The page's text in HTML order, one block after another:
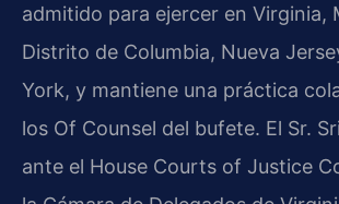
admitido para ejercer en Virginia,
Distrito de Columbia, Nueva
York, y mantiene una práctica
los Of Counsel del bufete. El Sr.
ante el House Courts of Justice